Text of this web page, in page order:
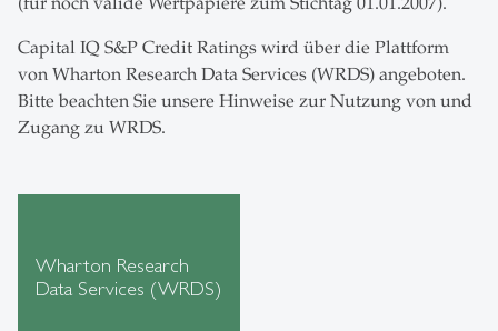
Capital IQ S&P Credit Ratings wird über die Plattform
von Wharton Research Data Services (WRDS) angeboten.
Bitte beachten Sie unsere Hinweise zur Nutzung von und
Zugang zu WRDS.
Wharton Research
Data Services (WRDS)